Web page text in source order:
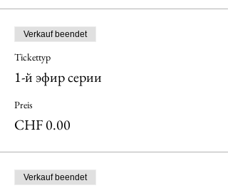
Verkauf beendet
Tickettyp
1-й эфир серии
Preis
CHF 0.00
Verkauf beendet